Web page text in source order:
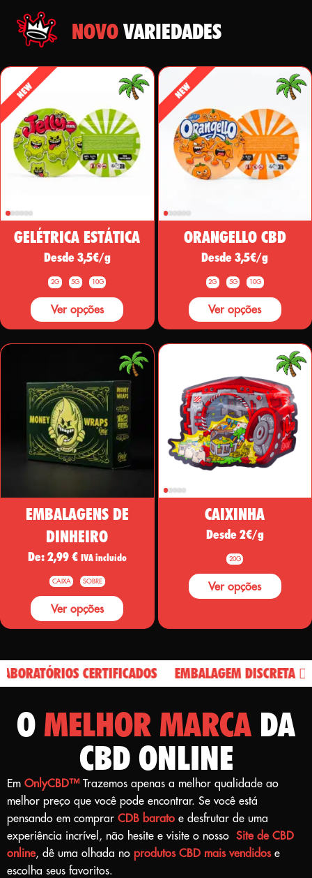
NOVOVARIEDADES
GELÉTRICA ESTÁTICA
Desde 3,5€/g
2G 5G 10G
Ver opções
ORANGELLO CBD
Desde 3,5€/g
2G 5G 10G
Ver opções
EMBALAGENS DE
DINHEIRO
De:2,99€ IVA incluído
CAIXA SOBRE
Ver opções
CAIXINHA
Desde 2€/g
20G
Ver opções
CERTIFICADOS EMBALAGEM DISCRETA 🕵️‍♂️
O MELHOR MARCA DA
CBD ONLINE
Em OnlyCBD™Trazemos apenas a melhor qualidade ao
melhor preço que você pode encontrar. Se você está
pensando em comprar CDB barato e desfrutar de uma
experiência incrível, não hesite e visite o nosso Site de CBD
online, dê uma olhada no produtos CBD mais vendidose
escolha seus favoritos.